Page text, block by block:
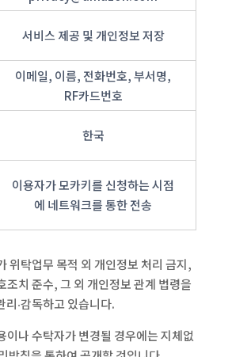
서비스 제공 및 개인정보 저장
이메일, 이름, 전화번호, 부서명,
RF카드번호
한국
이용자가 모카키를 신청하는 시점
에 네트워크를 통한 전송
위탁업무 목적 외 개인정보 처리 금지,
조치 준수, 그 외 개인정보 관계 법령을
리‧감독하고 있습니다.
나 수탁자가 변경될 경우에는 지체없